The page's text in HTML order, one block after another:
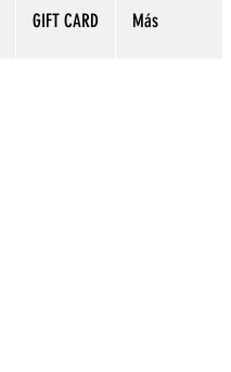
GIFT CARD Más